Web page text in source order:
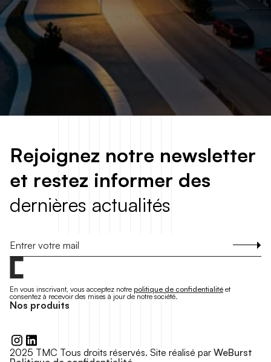
Rejoignez notre newsletter
et restez informer des
dernières actualités
En vous inscrivant, vous acceptez notre politique de confidentialité et
consentez à recevoir des mises à jour de notre société.
Nos produits
2025 TMC Tous droits réservés. Site réalisé par WeBurst